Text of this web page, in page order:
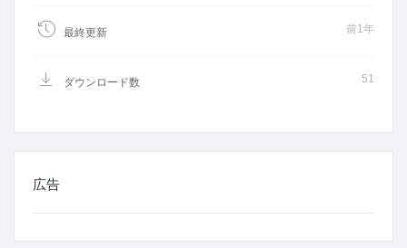
最終更新 前1年
ダウンロード数 51
広告